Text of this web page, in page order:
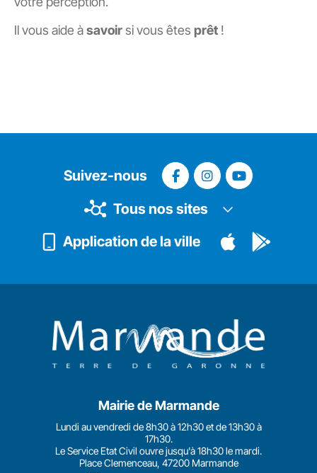
Il vous aide àsavoirsi vous êtes prêt !
Suivez-nous
Tous nos sites
Application de la ville
Mairie de Marmande
Lundi au vendredi de 8h30 à 12h30 et de 13h30 à
17h30.
Le Service Etat Civil ouvre jusqu'à 18h30 le mardi.
Place Clemenceau, 47200 Marmande